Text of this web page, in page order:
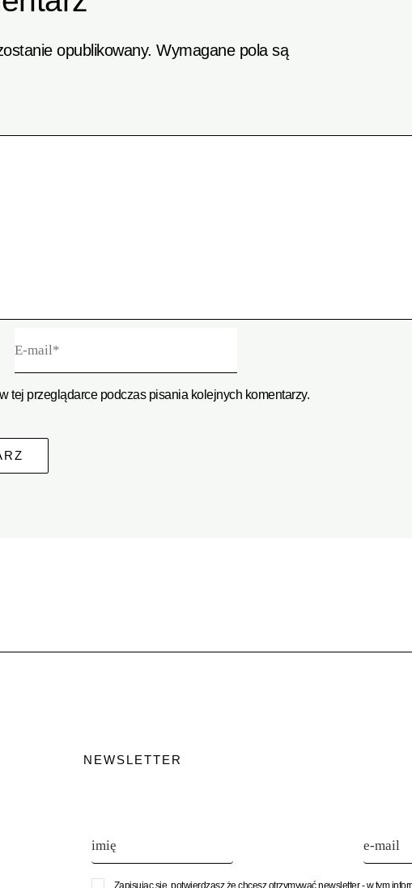
opublikowany. Wymagane pola są
tej przeglądarce podczas pisania kolejnych komentarzy.
NEWSLETTER
Zapisując się, potwierdzasz że chcesz otrzymywać newsletter - w tym